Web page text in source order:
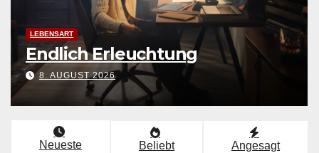
LEBENSART
Endlich Erleuchtung
8. AUGUST 2026
Neueste Beliebt Angesagt